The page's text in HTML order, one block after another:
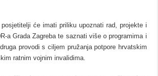
će imati priliku upoznati rad, projekte i
a Grada Zagreba te saznati više o programima i
provodi s ciljem pružanja potpore hrvatskim
ratnim vojnim invalidima.